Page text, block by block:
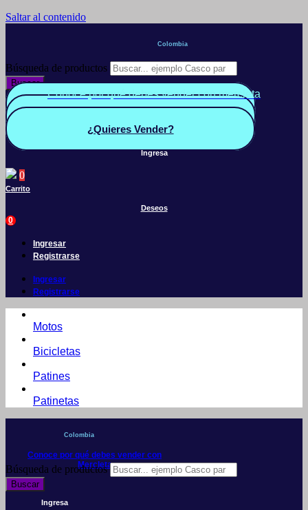
Saltar al contenido
Colombia
Búsqueda de productos
Buscar
Conoce por qué debes vender con mercleta
Quiero Vender
¿Quieres Vender?
Ingresa
0
Carrito
Deseos
0
Ingresar
Registrarse
Ingresar
Registrarse
Motos
Bicicletas
Patines
Patinetas
Colombia
Conoce por qué debes vender con
Mercleta
Búsqueda de productos
Buscar
Ingresa